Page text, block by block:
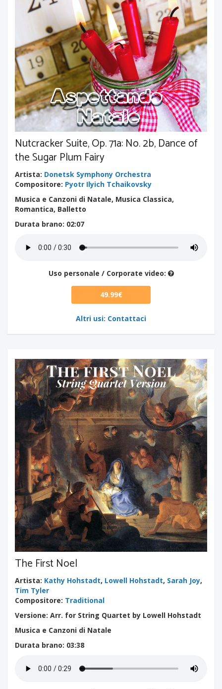
Nutcracker Suite, Op. 71a: No. 2b, Dance of
the Sugar Plum Fairy
Artista: Donetsk Symphony Orchestra
Compositore: Pyotr Ilyich Tchaikovsky
Musica e Canzoni di Natale, Musica Classica,
Romantica, Balletto
Durata brano: 02:07
Uso personale / Corporate video:
49.99€
Altri usi: Contattaci
The First Noel
Artista: Kathy Hohstadt, Lowell Hohstadt, Sarah Joy,
Tim Tyler
Compositore: Traditional
Versione: Arr. for String Quartet by Lowell Hohstadt
Musica e Canzoni di Natale
Durata brano: 03:38